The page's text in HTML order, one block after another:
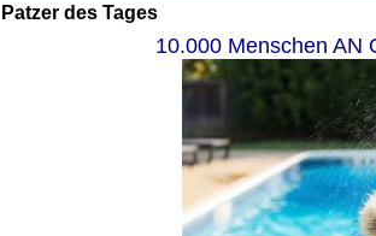
Patzer des Tages
10.000 Menschen AN